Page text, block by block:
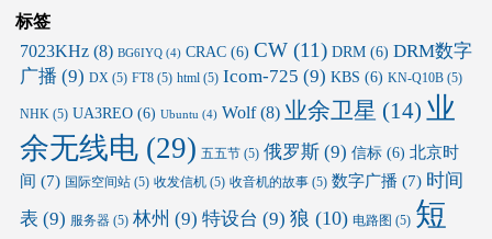
标签
7023KHz(8) BG6IYQ(4) CRAC(6) CW(11) DRM(6) DRM数字
广播 (9) DX(5) FT8(5) html(5) Icom-725 (9) KBS (6) KN-Q10B(5)
NHK(5) UA3REO(6) Ubuntu(4) Wolf(8) 业余卫星 (14) 业
余无线电(29) 五五节(5) 俄罗斯(9) 信标(6) 北京时
间 (7) 国际空间站(5) 收发信机(5) 收音机的故事(5) 数字广播 (7) 时间
表 (9) 服务器(5) 林州 (9) 特设台 (9) 狼 (10) 电路图 (5) 短